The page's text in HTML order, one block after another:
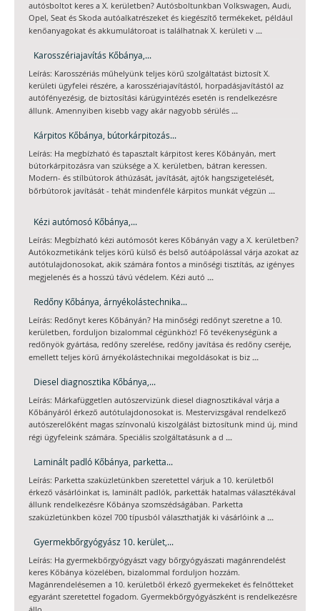
autósboltot keres a X. kerületben? Autósboltunkban Volkswagen, Audi,
Opel, Seat és Skoda autóalkatrészeket és kiegészítő termékeket, például
kenőanyagokat és akkumulátoroat is találhatnak X. kerületi v ...
Karosszériajavítás Kőbánya,...
Leírás: Karosszériás műhelyünk teljes körű szolgáltatást biztosít X.
kerületi ügyfelei részére, a karosszériajavítástól, horpadásjavítástól az
autófényezésig, de biztosítási kárügyintézés esetén is rendelkezésre
állunk. Amennyiben kisebb vagy akár nagyobb sérülés ...
Kárpitos Kőbánya, bútorkárpitozás...
Leírás: Ha megbízható és tapasztalt kárpitost keres Kőbányán, mert
bútorkárpitozásra van szüksége a X. kerületben, bátran keressen.
Modern- és stílbútorok áthúzását, javítását, ajtók hangszigetelését,
bőrbútorok javítását - tehát mindenféle kárpitos munkát végzün ...
Kézi autómosó Kőbánya,...
Leírás: Megbízható kézi autómosót keres Kőbányán vagy a X. kerületben?
Autókozmetikánk teljes körű külső és belső autóápolással várja azokat az
autótulajdonosokat, akik számára fontos a minőségi tisztítás, az igényes
megjelenés és a hosszú távú védelem. Kézi autó ...
Redőny Kőbánya, árnyékolástechnika...
Leírás: Redőnyt keres Kőbányán? Ha minőségi redőnyt szeretne a 10.
kerületben, forduljon bizalommal cégünkhöz! Fő tevékenységünk a
redőnyök gyártása, redőny szerelése, redőny javítása és redőny cseréje,
emellett teljes körű árnyékolástechnikai megoldásokat is biz ...
Diesel diagnosztika Kőbánya,...
Leírás: Márkafüggetlen autószervizünk diesel diagnosztikával várja a
Kőbányáról érkező autótulajdonosokat is. Mestervizsgával rendelkező
autószerelőként magas színvonalú kiszolgálást biztosítunk mind új, mind
régi ügyfeleink számára. Speciális szolgáltatásunk a d ...
Laminált padló Kőbánya, parketta...
Leírás: Parketta szaküzletünkben szeretettel várjuk a 10. kerületből
érkező vásárlóinkat is, laminált padlók, parketták hatalmas választékával
állunk rendelkezésre Kőbánya szomszédságában. Parketta
szaküzletünkben közel 700 típusból választhatják ki vásárlóink a ...
Gyermekbőrgyógyász 10. kerület,...
Leírás: Ha gyermekbőrgyógyászt vagy bőrgyógyászati magánrendelést
keres Kőbánya közelében, bizalommal forduljon hozzám.
Magánrendelésemen a 10. kerületből érkező gyermekeket és felnőtteket
egyaránt szeretettel fogadom. Gyermekbőrgyógyászként is rendelkezésre